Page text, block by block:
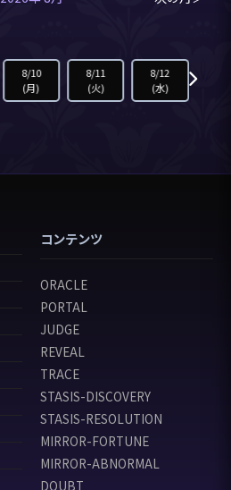
8/10
(月)
8/11
(火)
8/12
(水)
コンテンツ
ORACLE
PORTAL
JUDGE
REVEAL
TRACE
STASIS-DISCOVERY
STASIS-RESOLUTION
MIRROR-FORTUNE
MIRROR-ABNORMAL
DOUBT